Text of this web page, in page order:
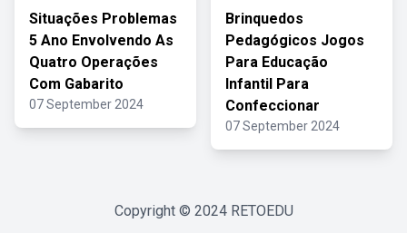
Situações Problemas
5 Ano Envolvendo As
Quatro Operações
Com Gabarito
07 September 2024
Brinquedos
Pedagógicos Jogos
Para Educação
Infantil Para
Confeccionar
07 September 2024
Copyright © 2024 RETOEDU